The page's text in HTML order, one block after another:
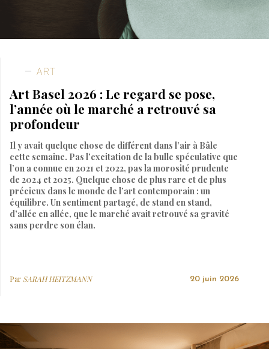
ART
Art Basel 2026 : Le regard se pose,
l’année où le marché a retrouvé sa
profondeur
Il y avait quelque chose de différent dans l’air à Bâle
cette semaine. Pas l’excitation de la bulle spéculative que
l’on a connue en 2021 et 2022, pas la morosité prudente
de 2024 et 2025. Quelque chose de plus rare et de plus
précieux dans le monde de l’art contemporain : un
équilibre. Un sentiment partagé, de stand en stand,
d’allée en allée, que le marché avait retrouvé sa gravité
sans perdre son élan.
Par SARAH HEITZMANN 20 juin 2026